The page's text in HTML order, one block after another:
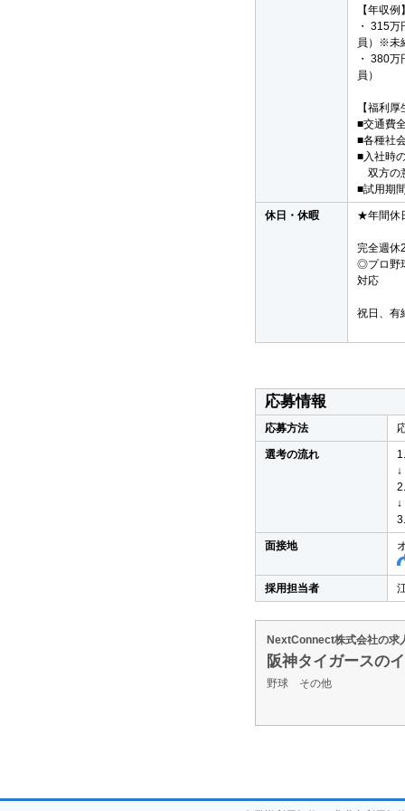
【年収例
・ 315
員）※未
・ 380
員）
【福利厚
■交通費
■各種社
■入社時
双方の
■試用期
休日・休暇 ★年間休
完全週休
◎プロ野
対応
祝日、有
応募情報
応募方法
選考の流れ
↓
↓
面接地
採用担当者
NextConnect株式会社の求
阪神タイガースの
野球 その他